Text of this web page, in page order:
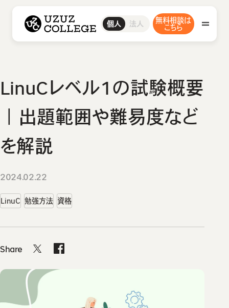
ウズウズカレッジ UZUZ COLLEGE
個人 法人
無料相談は
こちら
IT転職エージェント ウズカレエージェント
ITスクール ウズカレIT
LinuCコース
ウズカレについて
会社概要
ウズカレエージェント
ITスクール
ウズカレIT
CCNAコース
LinuCコース
AWSコース
卒業生インタビュー
ウズカレマガジン
私たちの想い・強み
よくあるご質問
LinuCレベル1の試験概要
｜出題範囲や難易度など
を解説
2024.02.22
LinuC 勉強方法 資格
Share